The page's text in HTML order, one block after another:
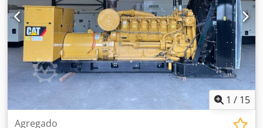
Camião cisterna
1 / 15
Agregado